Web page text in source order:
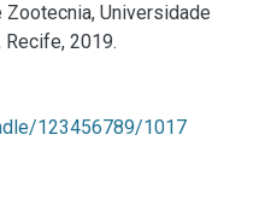
Universidade
Recife, 2019.
123456789/1017